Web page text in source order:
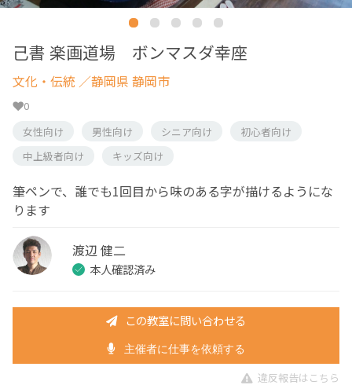
己書 楽画道場 ボンマスダ幸座
文化・伝統 ／静岡県 静岡市
0
女性向け
男性向け シニア向け
初心者向け
中上級者向け
キッズ向け
筆ペンで、誰でも1回目から味のある字が描けるようにな
ります
渡辺 健二
本人確認済み
この教室に問い合わせる
主催者に仕事を依頼する
違反報告はこちら